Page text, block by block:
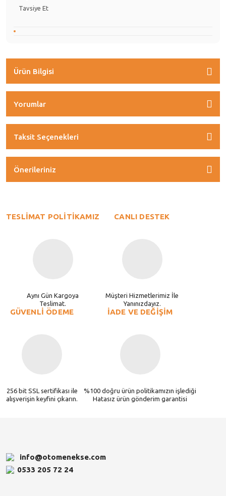
Tavsiye Et
Ürün Bilgisi
Yorumlar
Taksit Seçenekleri
Önerileriniz
TESLİMAT POLİTİKAMIZ
Aynı Gün Kargoya
Teslimat.
CANLI DESTEK
Müşteri Hizmetlerimiz İle
Yanınızdayız.
GÜVENLİ ÖDEME
256 bit SSL sertifikası ile
alışverişin keyfini çıkarın.
İADE VE DEĞİŞİM
%100 doğru ürün politikamızın işlediği
Hatasız ürün gönderim garantisi
info@otomenekse.com
0533 205 72 24